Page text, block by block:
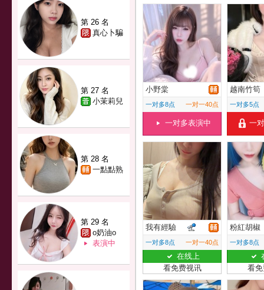
第 26 名
真心卜騙
第 27 名
小茉莉兒
第 28 名
一點點熟
第 29 名
o奶油o
表演中
小野棠
一对多8点 一对一40点
一对多表演中
越南竹筍
一对多5点
一
我有經驗
一对多8点 一对一40点
在线上
看免费视讯
粉紅胡椒
一对多8点
看